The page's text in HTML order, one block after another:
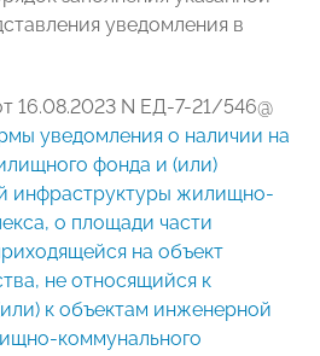
уведомления в
16.08.2023 N ЕД-7-21/546@
уведомления о наличии на
фонда и (или)
инфраструктуры жилищно-
о площади части
на объект
не относящийся к
к объектам инженерной
коммунального